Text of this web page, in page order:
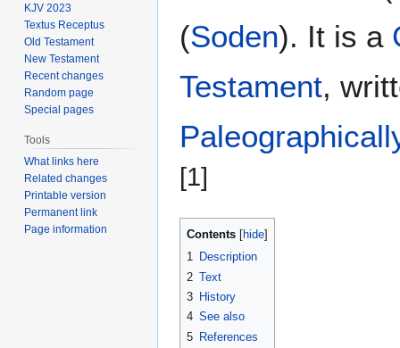
(Soden). It is a
Testament,
[1]
Contents
1 Description
2 Text
3 History
4 See also
5 References
KJV 2023
Textus Receptus
Old Testament
New Testament
Recent changes
Random page
Special pages
Tools
What links here
Related changes
Printable version
Permanent link
Page information